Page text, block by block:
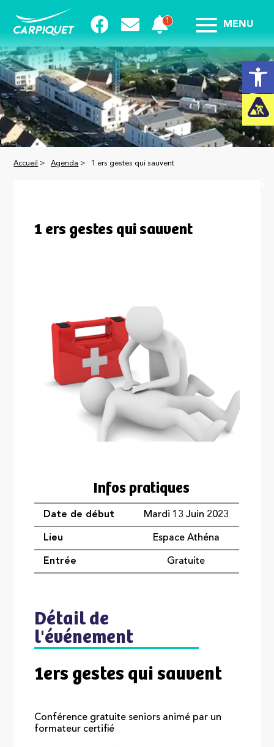
Ouvrir
MENU
Accueil > Agenda > 1 ers gestes qui sauvent
1 ers gestes qui sauvent
Infos pratiques
Date de début Mardi 13 Juin 2023
Lieu Espace Athéna
Entrée Gratuite
Détail de
l'événement
1ers gestes qui sauvent
Conférence gratuite seniors animé par un
formateur certifié